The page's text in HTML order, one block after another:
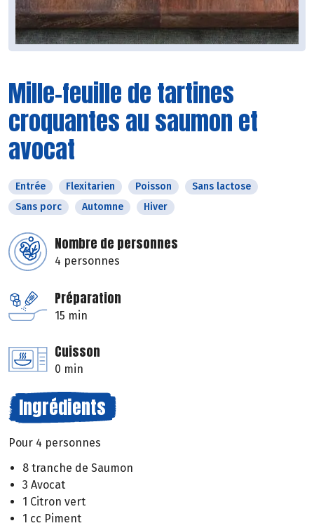
Mille-feuille de tartines
croquantes au saumon et
avocat
Entrée Flexitarien Poisson
Sans lactose
Sans porc
Automne Hiver
Nombre de personnes
4 personnes
Préparation
15 min
Cuisson
0 min
Ingrédients
Pour 4 personnes
8 tranche de Saumon
3 Avocat
1 Citron vert
1 cc Piment